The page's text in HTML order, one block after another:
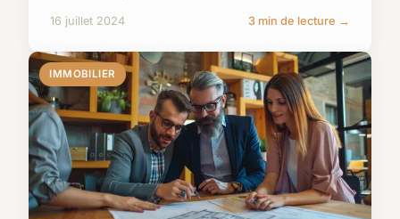
16 juillet 2024 3 min de lecture →
IMMOBILIER